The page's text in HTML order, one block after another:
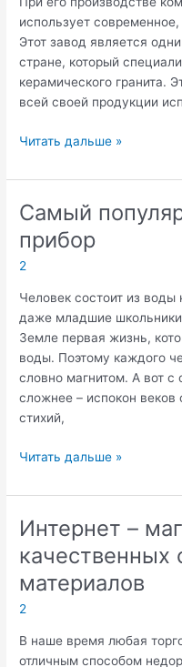
использует
Этот завод является
стране, который
керамического гранита.
всей своей продукции
Керамогранит
оптом
Читать дальше »
Самый
прибор
2
Человек состоит из воды
даже младшие
Земле первая жизнь,
воды. Поэтому каждого
словно магнитом. А вот с
сложнее – испокон веков
стихий,
Самый
отопительный
Читать дальше »
Интернет –
качественных
материалов
2
В наше время любая
отличным способом